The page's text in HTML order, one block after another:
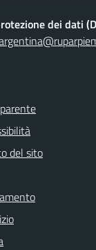
dei dati
del sito